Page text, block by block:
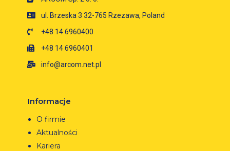
ul. Brzeska 3 32-765 Rzezawa, Poland
+48 14 6960400
+48 14 6960401
info@arcom.net.pl
Informacje
O firmie
Aktualności
Kariera